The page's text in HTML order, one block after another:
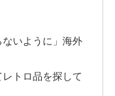
ないように」海外
レトロ品を探して